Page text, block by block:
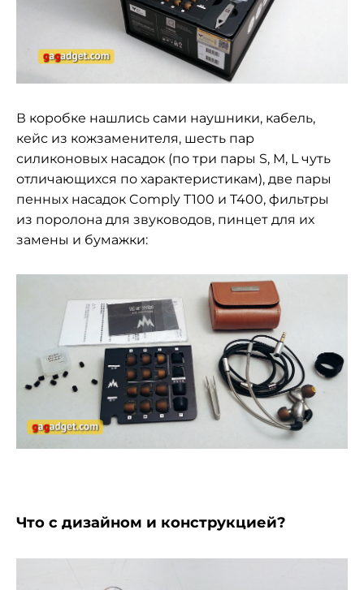
В коробке нашлись сами наушники, кабель,
кейс из кожзаменителя, шесть пар
силиконовых насадок (по три пары S, M, L чуть
отличающихся по характеристикам), две пары
пенных насадок Comply T100 и T400, фильтры
из поролона для звуководов, пинцет для их
замены и бумажки:
Что с дизайном и конструкцией?